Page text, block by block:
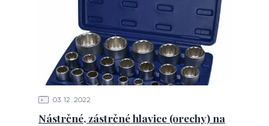
03 12 2022
Nástrčné, zástrčné hlavice (orechy) na